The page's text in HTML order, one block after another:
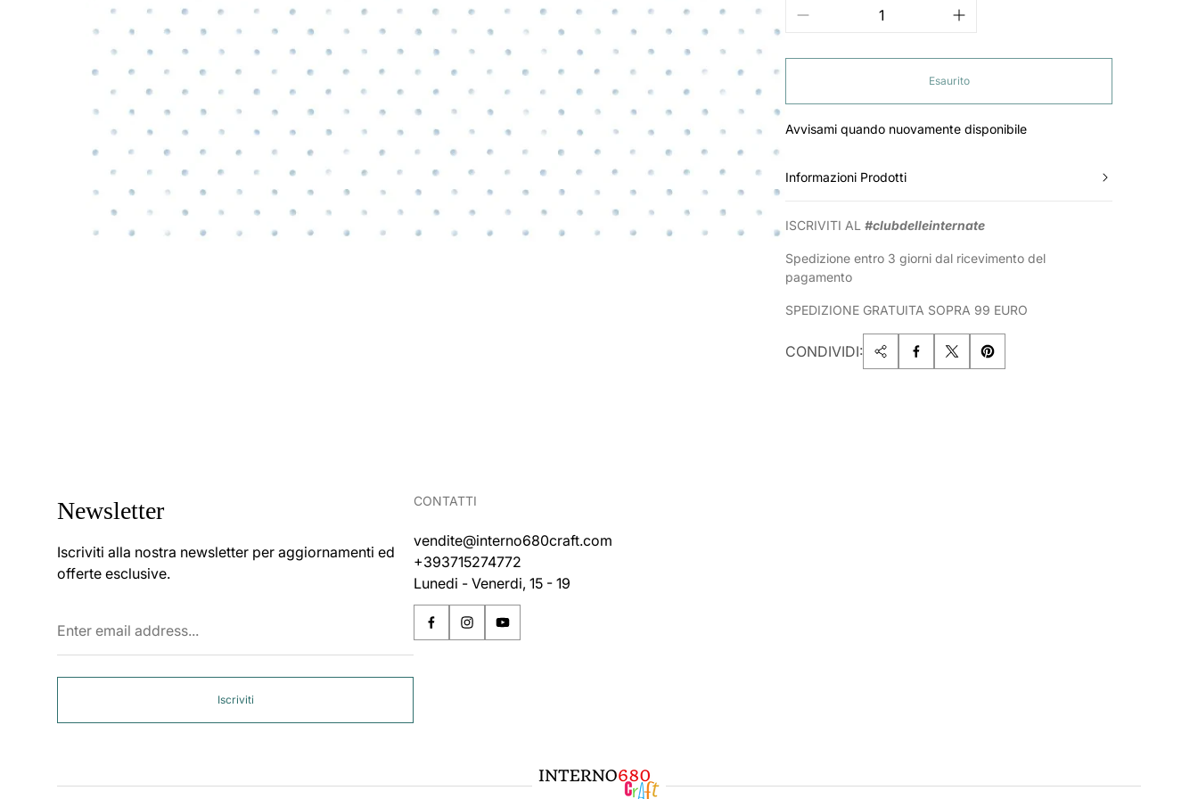
Esaurito
Avvisami quando nuovamente disponibile
Informazioni Prodotti
ISCRIVITI AL#clubdelleinternate
Spedizione entro 3 giorni dal ricevimento del
pagamento
SPEDIZIONE GRATUITA SOPRA 99 EURO
CONDIVIDI:
Newsletter
Iscriviti alla nostra newsletter per aggiornamenti ed
offerte esclusive.
email
Iscriviti
CONTATTI
vendite@interno680craft.com
+393715274772
Lunedi - Venerdi, 15 - 19